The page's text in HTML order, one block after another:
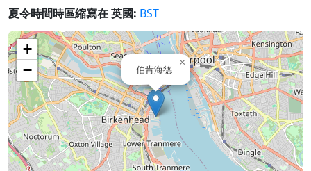
夏令時間時區縮寫在 英國: BST
伯肯海德
×
+
−